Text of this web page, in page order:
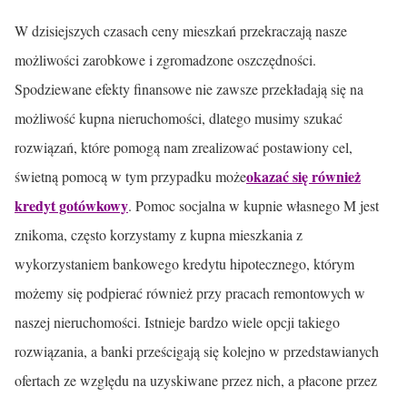
W dzisiejszych czasach ceny mieszkań przekraczają nasze
możliwości zarobkowe i zgromadzone oszczędności.
Spodziewane efekty finansowe nie zawsze przekładają się na
możliwość kupna nieruchomości, dlatego musimy szukać
rozwiązań, które pomogą nam zrealizować postawiony cel,
świetną pomocą w tym przypadku możeokazać się również
kredyt gotówkowy. Pomoc socjalna w kupnie własnego M jest
znikoma, często korzystamy z kupna mieszkania z
wykorzystaniem bankowego kredytu hipotecznego, którym
możemy się podpierać również przy pracach remontowych w
naszej nieruchomości. Istnieje bardzo wiele opcji takiego
rozwiązania, a banki prześcigają się kolejno w przedstawianych
ofertach ze względu na uzyskiwane przez nich, a płacone przez